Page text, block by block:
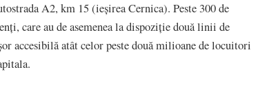
A2, km 15 (ieșirea Cernica). Peste 300 de
care au de asemenea la dispoziție două linii de
accesibilă atât celor peste două milioane de locuitori